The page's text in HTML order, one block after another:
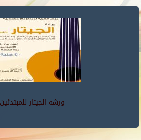
ورشه الجيتار للمبتدئين